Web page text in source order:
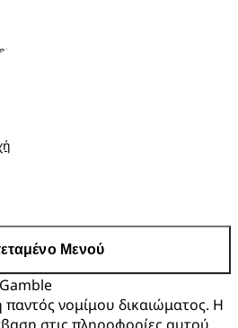
Μενού
νομίμου δικαιώματος. Η